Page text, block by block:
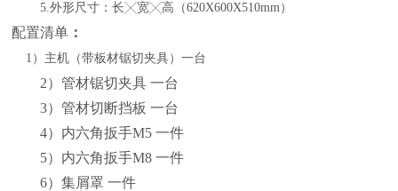
5.外形尺寸：长╳宽╳高（620X600X510mm）
配置清单 ：
1）主机（带板材锯切夹具）一台
2）管材锯切夹具 一台
3）管材切断挡板 一台
4）内六角扳手M5 一件
5）内六角扳手M8 一件
6）集屑罩 一件